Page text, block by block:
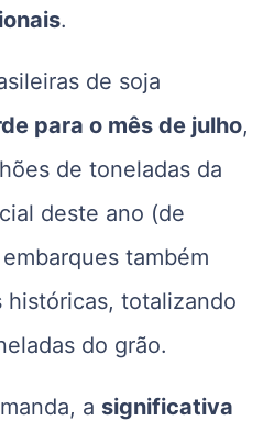
.
de soja
para o mês de julho,
de toneladas da
deste ano (de
também
históricas, totalizando
do grão.
a significativa